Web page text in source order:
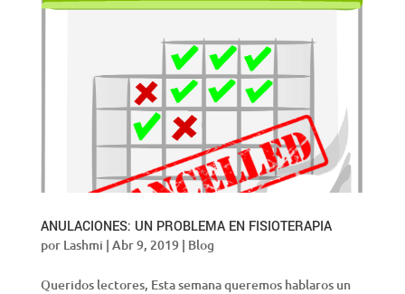
ANULACIONES: UN PROBLEMA EN FISIOTERAPIA
por Lashmi | Abr 9, 2019| Blog
Queridos lectores, Esta semana queremos hablaros un